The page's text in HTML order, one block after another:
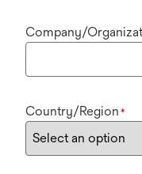
Company/
Country/Region *